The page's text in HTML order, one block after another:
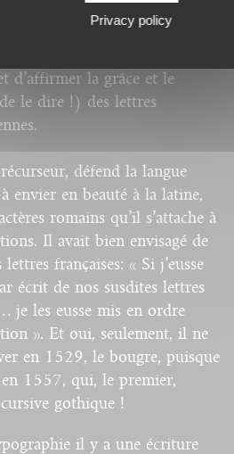
de copiste, pourriez-vous
au contraire, d’une
de la Renaissance
d’affirmer la grâce et le
le dire !) des lettres
défend la langue
envier en beauté à la latine,
romains qu’il s’attache à
Il avait bien envisagé de
françaises: « Si j’eusse
écrit de nos susdites lettres
je les eusse mis en ordre
». Et oui, seulement, il ne
en 1529, le bougre, puisque
en 1557, qui, le premier,
gothique !
il y a une écriture
Privacy policy